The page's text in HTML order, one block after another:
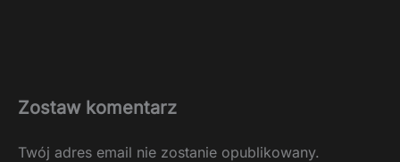
Zostaw komentarz
Twój adres email nie zostanie opublikowany.